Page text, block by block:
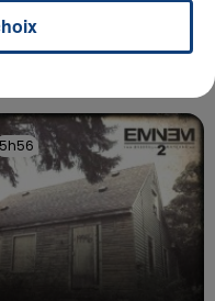
la clinique qui a
ses
5h56
5h56